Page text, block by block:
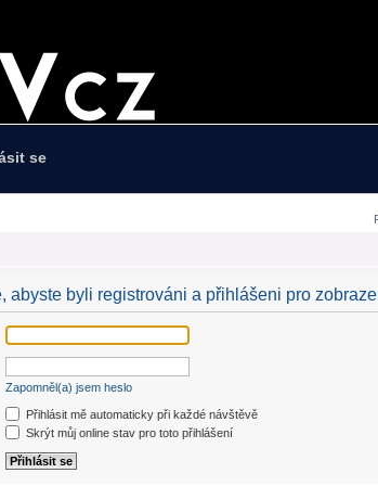
se
abyste byli registrováni a přihlášeni pro
Zapomněl(a) jsem heslo
Přihlásit mě automaticky při každé návštěvě
Skrýt můj online stav pro toto přihlášení